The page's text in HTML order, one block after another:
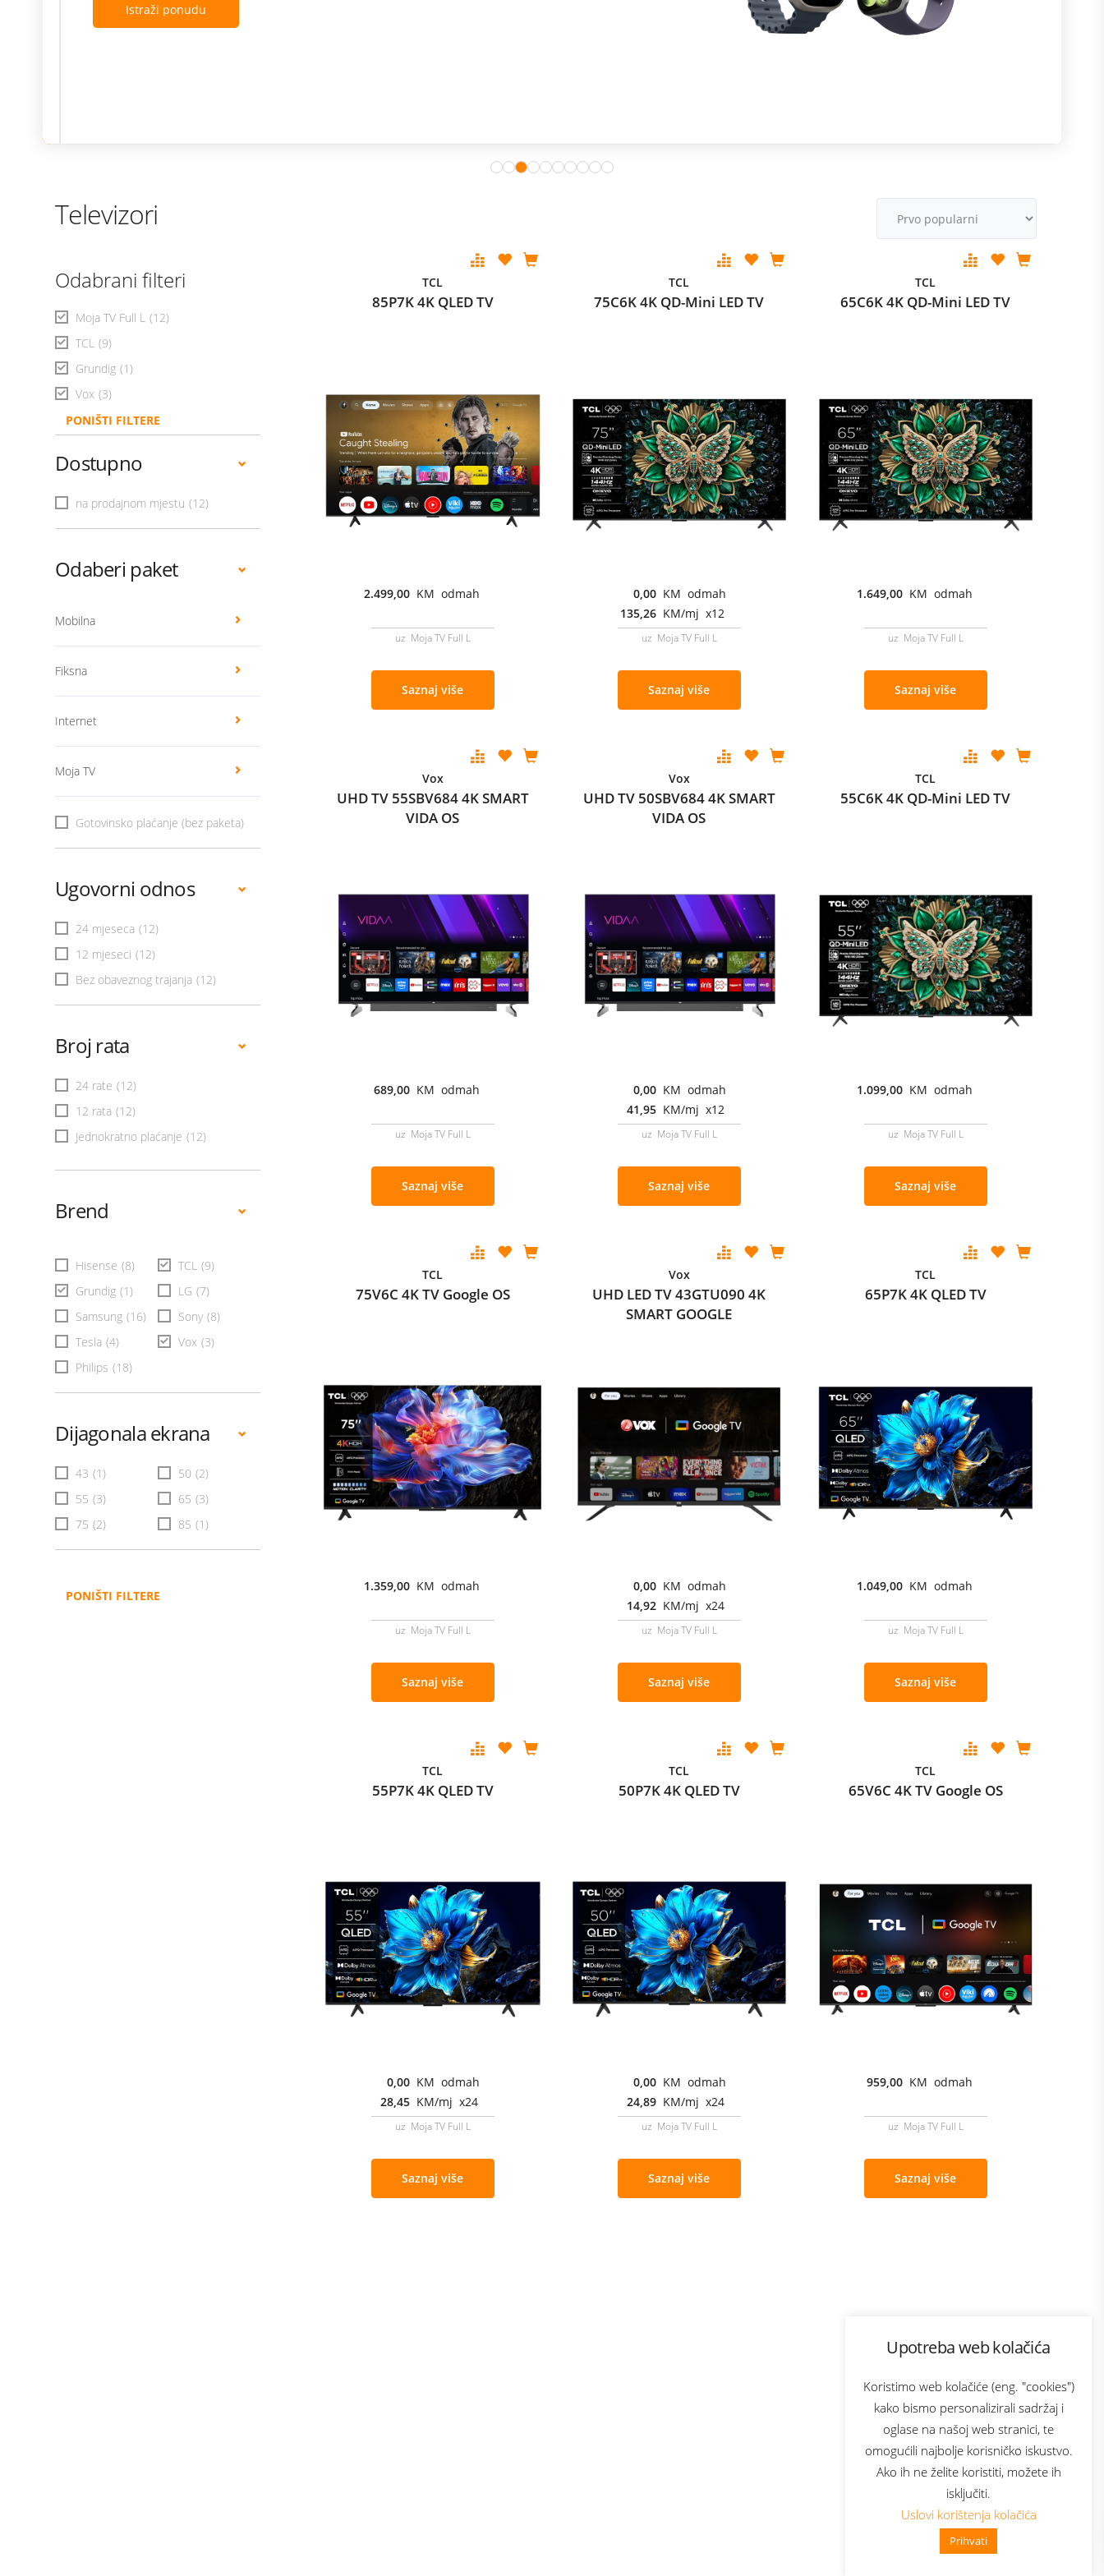
Upotreba web kolačića
Koristimo web kolačiće (eng. "cookies")
kako bismo personalizirali sadržaj i
oglase na našoj web stranici, te
omogućili najbolje korisničko iskustvo.
Ako ih ne želite koristiti, možete ih
isključiti.
Uslovi korištenja kolačića
Prihvati
👋 Zdravo, kako mogu pomoći?
Istraži ponudu
Televizori
Odabrani filteri
Moja TV Full L (12)
TCL (9)
Grundig (1)
Vox (3)
PONIŠTI FILTERE
Dostupno
na prodajnom mjestu (12)
Odaberi paket
Mobilna
Fiksna
Internet
Moja TV
Gotovinsko plaćanje (bez paketa)
Ugovorni odnos
24 mjeseca (12)
12 mjeseci (12)
Bez obaveznog trajanja (12)
Broj rata
24 rate (12)
12 rata (12)
Jednokratno plaćanje (12)
Brend
Hisense (8) TCL (9)
Grundig (1) LG (7)
Samsung (16) Sony (8)
Tesla (4) Vox (3)
Philips (18)
Dijagonala ekrana
43 (1) 50 (2)
55 (3) 65 (3)
75 (2) 85 (1)
PONIŠTI FILTERE
TCL
85P7K 4K QLED TV
2.499,00 KM odmah
uz Moja TV Full L
Saznaj više
TCL
75C6K 4K QD-Mini LED TV
0,00 KM odmah
135,26 KM/mj x12
uz Moja TV Full L
Saznaj više
TCL
65C6K 4K QD-Mini LED TV
1.649,00 KM odmah
uz Moja TV Full L
Saznaj više
Vox
UHD TV 55SBV684 4K SMART
VIDA OS
689,00 KM odmah
uz Moja TV Full L
Saznaj više
Vox
UHD TV 50SBV684 4K SMART
VIDA OS
0,00 KM odmah
41,95 KM/mj x12
uz Moja TV Full L
Saznaj više
TCL
55C6K 4K QD-Mini LED TV
1.099,00 KM odmah
uz Moja TV Full L
Saznaj više
TCL
75V6C 4K TV Google OS
1.359,00 KM odmah
uz Moja TV Full L
Saznaj više
Vox
UHD LED TV 43GTU090 4K
SMART GOOGLE
0,00 KM odmah
14,92 KM/mj x24
uz Moja TV Full L
Saznaj više
TCL
65P7K 4K QLED TV
1.049,00 KM odmah
uz Moja TV Full L
Saznaj više
TCL
55P7K 4K QLED TV
0,00 KM odmah
28,45 KM/mj x24
uz Moja TV Full L
Saznaj više
TCL
50P7K 4K QLED TV
0,00 KM odmah
24,89 KM/mj x24
uz Moja TV Full L
Saznaj više
TCL
65V6C 4K TV Google OS
959,00 KM odmah
uz Moja TV Full L
Saznaj više
Bonus plus
Prijava za newsletter